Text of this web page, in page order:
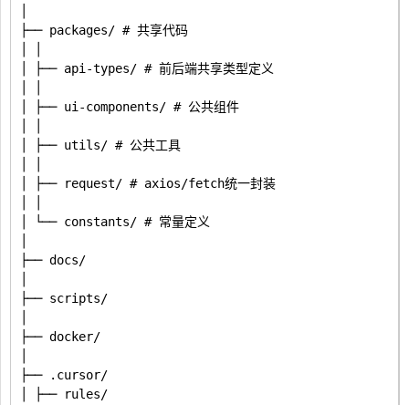
├── packages/ # 共享代码
│ ├── api-types/ # 前后端共享类型定义
│ ├── ui-components/ # 公共组件
│ ├── utils/ # 公共工具
│ ├── request/ # axios/fetch统一封装
│ └── constants/ # 常量定义
├── docs/
├── scripts/
├── docker/
├── .cursor/
│ ├── rules/